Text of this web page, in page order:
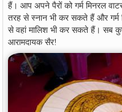
हैं। आप अपने पैरों को गर्म मिनरल
तरह से स्नान भी कर सकते हैं और
से वहां मालिश भी कर सकते हैं। सब
आरामदायक सैर!